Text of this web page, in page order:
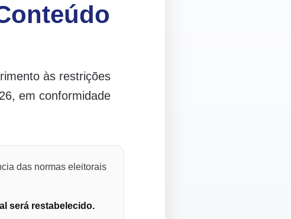
às restrições
em conformidade
das normas eleitorais
será restabelecido.